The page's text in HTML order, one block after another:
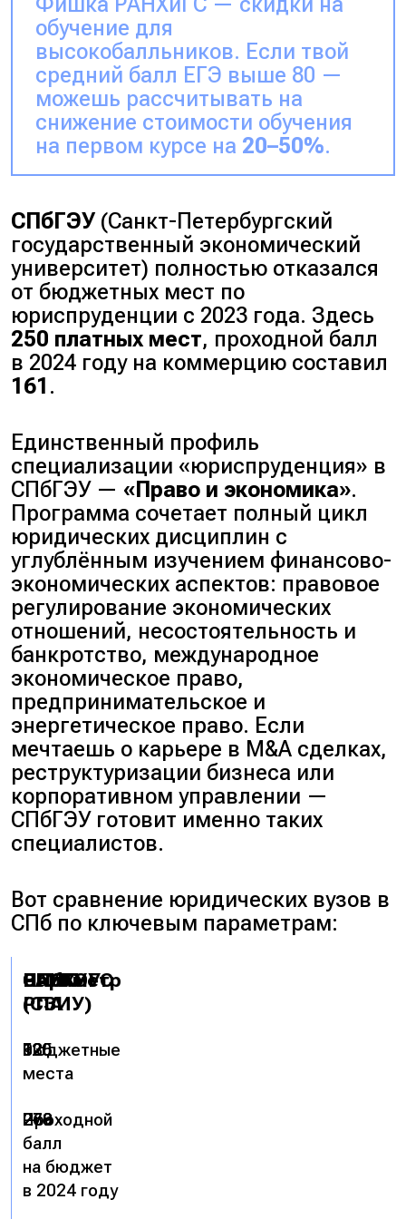
обучение для
высокобалльников. Если твой
средний балл ЕГЭ выше 80 —
можешь рассчитывать на
снижение стоимости обучения
на первом курсе на 20–50%.
СПбГЭУ (Санкт-Петербургский
государственный экономический
университет) полностью отказался
от бюджетных мест по
юриспруденции с 2023 года. Здесь
250 платных мест, проходной балл
в 2024 году на коммерцию составил
161 .
Единственный профиль
специализации «юриспруденция» в
СПбГЭУ — «Право и экономика».
Программа сочетает полный цикл
юридических дисциплин с
углублённым изучением финансово-
экономических аспектов: правовое
регулирование экономических
отношений, несостоятельность и
банкротство, международное
экономическое право,
предпринимательское и
энергетическое право. Если
мечтаешь о карьере в M&A сделках,
реструктуризации бизнеса или
корпоративном управлении —
СПбГЭУ готовит именно таких
специалистов.
Вот сравнение юридических вузов в
СПб по ключевым параметрам:
Параметр
СПбГУ
РАНХиГС
(СЗИУ)
СПбГЭУ
ВГУЮ
РПА
Бюджетные
места
125
13
0
<20
Проходной
балл
на бюджет
в 2024 году
279
268
—
270